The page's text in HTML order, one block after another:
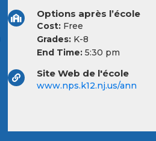
Options après l’école
Cost:Free
Grades:K-8
End Time:5:30 pm
Site Web de l'école
www.nps.k12.nj.us/ann